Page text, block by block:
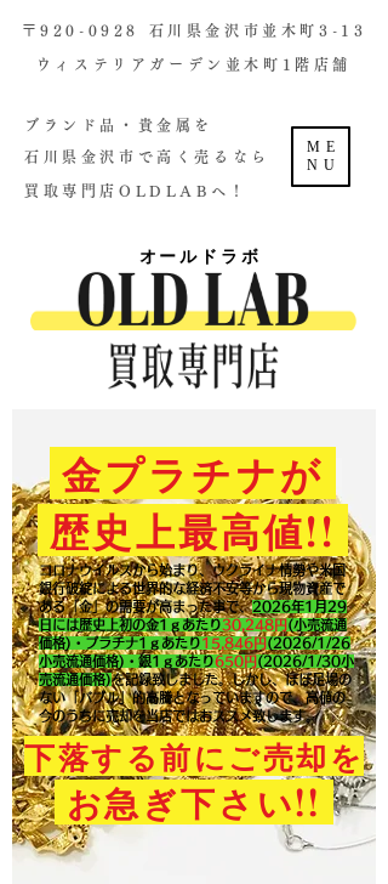
ME
NU
金プラチナが
歴史上最高値!!
コロナウイルスから始まり、ウクライナ情勢や米国
銀行破綻による世界的な経済不安等から現物資産で
ある「金」の需要が高まった事で、2026年1月29
日には歴史上初の金1ｇあたり30,248円 (小売流通
価格)・プラチナ1ｇあたり15,846円 (2026/1/26
小売流通価格)・銀1ｇあたり650円 (2026/1/30小
売流通価格)を記録致しました。​しかし、ほぼ足場の
ない「バブル」的高騰となっていますので、高値の
今のうちに売却を当店ではおススメ致します。
下落する前にご売却を
お急ぎ下さい!!
​〒920-0928 石川県金沢市並木町3-13
ウィステリアガーデン並木町1階店舗​
ブランド品・貴金属を
石川県金沢市で高く売るなら
買取専門店OLDLABへ！
オールドラボ